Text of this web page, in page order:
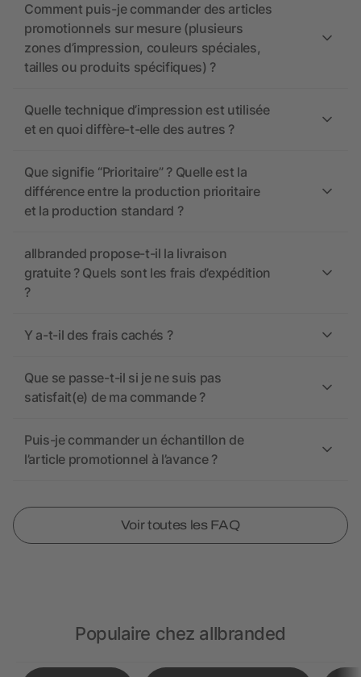
Comment puis-je commander des articles
promotionnels sur mesure (plusieurs
zones d’impression, couleurs spéciales,
tailles ou produits spécifiques) ?
Quelle technique d’impression est utilisée
et en quoi diffère-t-elle des autres ?
Que signifie “Prioritaire” ? Quelle est la
différence entre la production prioritaire
et la production standard ?
allbranded propose-t-il la livraison
gratuite ? Quels sont les frais d’expédition
?
Y a-t-il des frais cachés ?
Que se passe-t-il si je ne suis pas
satisfait(e) de ma commande ?
Puis-je commander un échantillon de
l’article promotionnel à l’avance ?
Voir toutes les FAQ
Populaire chez allbranded